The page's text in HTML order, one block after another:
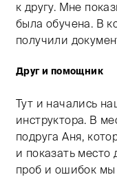
к другу. Мне
была обучена. В
получили
Друг и помощник
Тут и начались
инструктора. В
подруга Аня,
и показать место
проб и ошибок мы